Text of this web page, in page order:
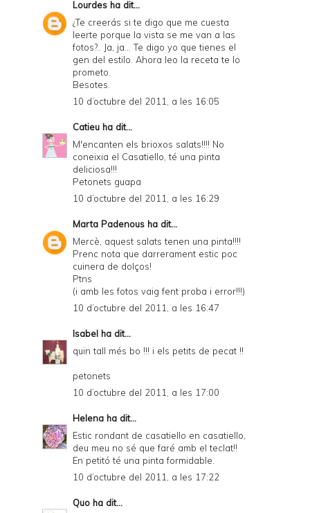
i
e
n
d
y
a
n
d
P
D
F
Lourdes ha dit...
¿Te creerás si te digo que me cuesta
leerte porque la vista se me van a las
fotos?.. Ja, ja... Te digo yo que tienes el
gen del estilo. Ahora leo la receta te lo
prometo.
Besotes.
10 d’octubre del 2011, a les 16:05
Catieu ha dit...
M'encanten els brioxos salats!!!! No
coneixia el Casatiello, té una pinta
deliciosa!!!
Petonets guapa
10 d’octubre del 2011, a les 16:29
Marta Padenous ha dit...
Mercè, aquest salats tenen una pinta!!!!
Prenc nota que darrerament estic poc
cuinera de dolços!
Ptns
(i amb les fotos vaig fent proba i error!!!)
10 d’octubre del 2011, a les 16:47
Isabel ha dit...
quin tall més bo !!! i els petits de pecat !!
petonets
10 d’octubre del 2011, a les 17:00
Helena ha dit...
Estic rondant de casatiello en casatiello,
deu meu no sé que faré amb el teclat!!
En petitó té una pinta formidable.
10 d’octubre del 2011, a les 17:22
Quo ha dit...